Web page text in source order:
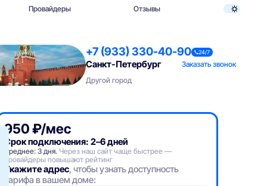
Провайдеры Отзывы
+7 (933) 330-40-90 24/7
Санкт-Петербург
Заказать звонок
Другой город
950 ₽/мес
Срок подключения: 2–6 дней
Среднее: 3 дня. Через наш сайт чаще быстрее —
провайдеры повышают рейтинг
Укажите адрес, чтобы узнать доступность
тарифа в вашем доме: